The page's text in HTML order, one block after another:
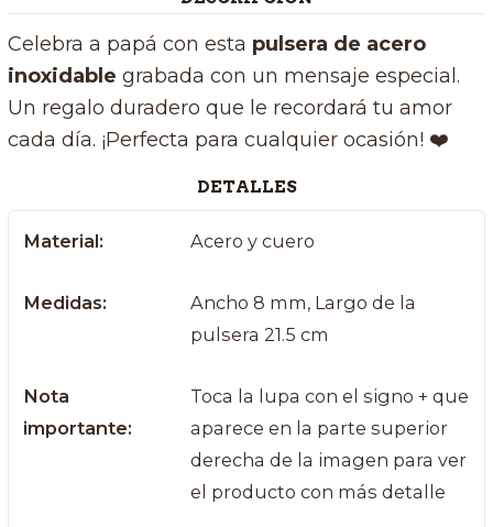
Celebra a papá con esta pulsera de acero
inoxidable grabada con un mensaje especial.
Un regalo duradero que le recordará tu amor
cada día. ¡Perfecta para cualquier ocasión! ❤️
DETALLES
Material: Acero y cuero
Medidas:
Ancho 8 mm, Largo de la
pulsera 21.5 cm
Nota
importante:
Toca la lupa con el signo + que
aparece en la parte superior
derecha de la imagen para ver
el producto con más detalle